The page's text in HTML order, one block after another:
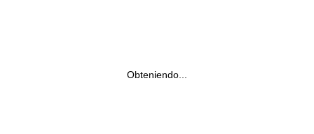
Obteniendo...